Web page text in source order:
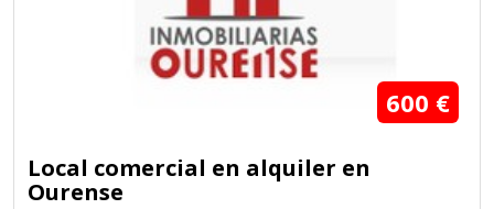
600 €
Local comercial en alquiler en
Ourense